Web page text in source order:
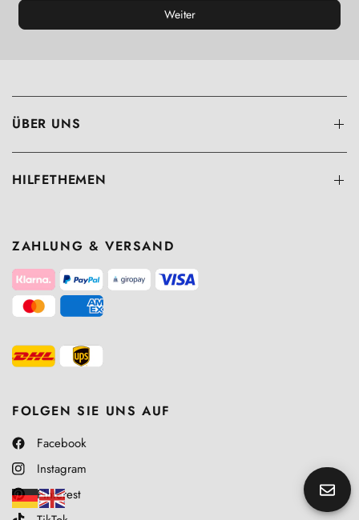
Weiter
ÜBER UNS
HILFETHEMEN
ZAHLUNG & VERSAND
FOLGEN SIE UNS AUF
Facebook
Instagram
Pinterest